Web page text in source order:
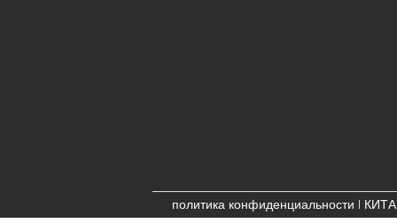
политика конфиденциальности |